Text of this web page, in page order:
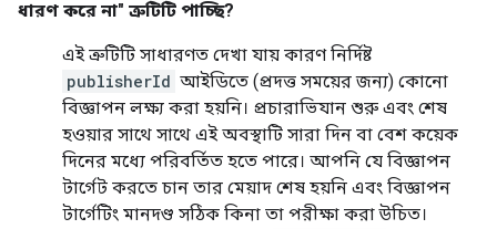
ধারণ করে না" ত্রুটিটি পাচ্ছি?
এই ত্রুটিটি সাধারণত দেখা যায় কারণ নির্দিষ্ট
publisherId আইডিতে (প্রদত্ত সময়ের জন্য) কোনো
বিজ্ঞাপন লক্ষ্য করা হয়নি। প্রচারাভিযান শুরু এবং শেষ
হওয়ার সাথে সাথে এই অবস্থাটি সারা দিন বা বেশ কয়েক
দিনের মধ্যে পরিবর্তিত হতে পারে। আপনি যে বিজ্ঞাপন
টার্গেট করতে চান তার মেয়াদ শেষ হয়নি এবং বিজ্ঞাপন
টার্গেটিং মানদণ্ড সঠিক কিনা তা পরীক্ষা করা উচিত।